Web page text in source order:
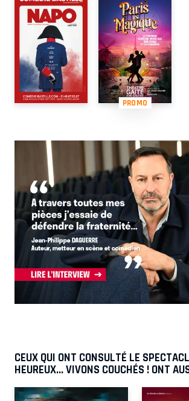
PROMO
CEUX QUI ONT CONSULTÉ LE
HEUREUX... VIVONS COUCHÉS ! ONT